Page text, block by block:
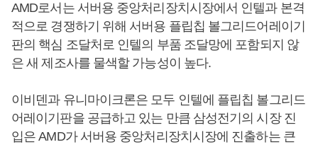
AMD로서는 서버용 중앙처리장치시장에서 인텔과 본격
적으로 경쟁하기 위해 서버용 플립칩 볼그리드어레이기
판의 핵심 조달처로 인텔의 부품 조달망에 포함되지 않
은 새 제조사를 물색할 가능성이 높다.
이비덴과 유니마이크론은 모두 인텔에 플립칩 볼그리드
어레이기판을 공급하고 있는 만큼 삼성전기의 시장 진
입은 AMD가 서버용 중앙처리장치시장에 진출하는 큰